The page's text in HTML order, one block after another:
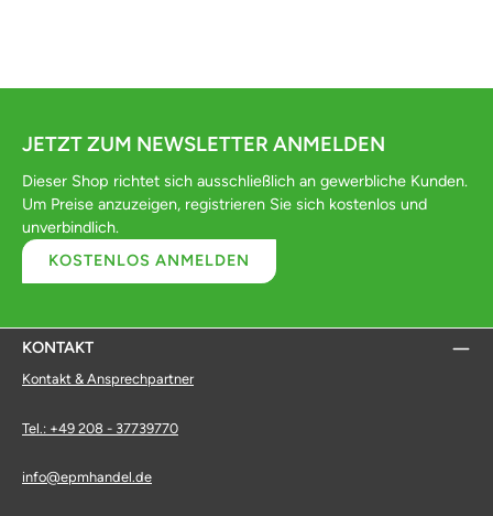
JETZT ZUM NEWSLETTER ANMELDEN
Dieser Shop richtet sich ausschließlich an gewerbliche Kunden.
Um Preise anzuzeigen, registrieren Sie sich kostenlos und
unverbindlich.
KOSTENLOS ANMELDEN
KONTAKT
Kontakt & Ansprechpartner
Tel.: +49 208 - 37739770
info@epmhandel.de